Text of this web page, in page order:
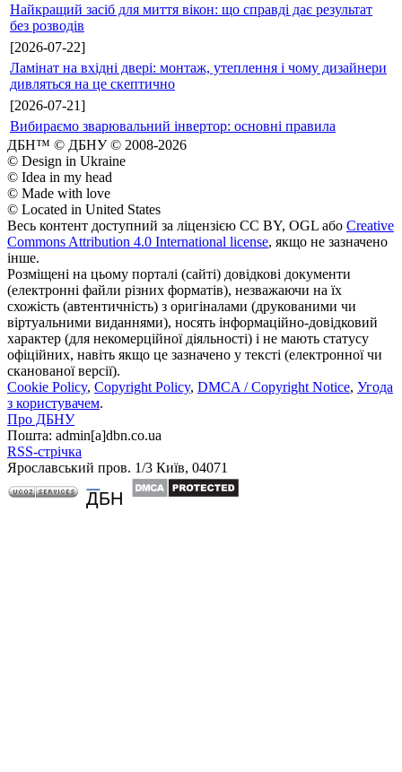
Найкращий засіб для миття вікон: що справді дає результат
без розводів
[2026-07-22]
Ламінат на вхідні двері: монтаж, утеплення і чому дизайнери
дивляться на це скептично
[2026-07-21]
Вибираємо зварювальний інвертор: основні правила
ДБН™ © ДБНУ © 2008-2026
© Design in Ukraine
© Idea in my head
© Made with love
© Located in United States
Весь контент доступний за ліцензією CC BY, OGL або Creative
Commons Attribution 4.0 International license, якщо не зазначено
інше.
Розміщені на цьому порталі (сайті) довідкові документи
(електронні файли різних форматів), незважаючи на їх
схожість (автентичність) з оригіналами (друкованими чи
віртуальними виданнями), носять інформаційно-довідковий
характер (для некомерційної діяльності) і не мають статусу
офіційних, навіть якщо це зазначено у тексті (електронної чи
сканованої версії).
Cookie Policy, Copyright Policy, DMCA / Copyright Notice, Угода
з користувачем.
Про ДБНУ
Пошта: admin[а]dbn.co.ua
RSS-стрічка
Ярославський пров. 1/3 Київ, 04071